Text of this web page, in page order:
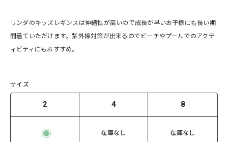
リンダのキッズレギンスは伸縮性が高いので成長が早いお子様にも長い期
間着ていただけます。紫外線対策が出来るのでビーチやプールでのアクテ
ィビティにもおすすめ。
サイズ
2 4 8
在庫なし 在庫なし